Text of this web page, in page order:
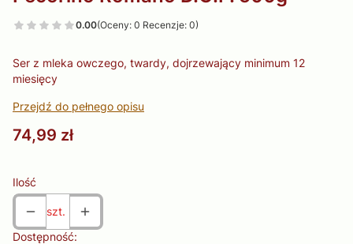
0.00(Oceny: 0 Recenzje: 0)
Ser z mleka owczego, twardy, dojrzewający minimum 12
miesięcy
Przejdź do pełnego opisu
Cena
74,99 zł
Ilość
szt.
Dostępność: